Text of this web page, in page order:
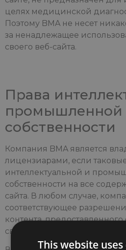
целях медицинской
Поэтому BMA не несет
за ненадлежащее
своего веб-сайта.
Права
промышленной
собственности
Компания BMA является
лицензиарами, если
интеллектуальной и
собственности на все
сайта. В любом случае,
соответствующее
контента,
своему усмотрению.
This website